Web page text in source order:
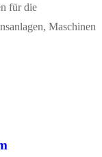
für die
Maschinen